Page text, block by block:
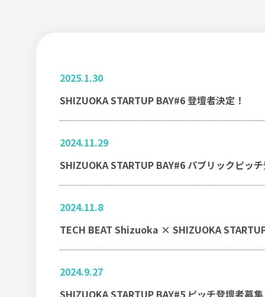
2025.1.30
SHIZUOKA STARTUP BAY#6 登壇者決定！
2024.11.29
SHIZUOKA STARTUP BAY#6 パブリックピッ
2024.11.8
TECH BEAT Shizuoka × SHIZUOKA
2024.9.27
SHIZUOKA STARTUP BAY#5 ピッチ登壇者募